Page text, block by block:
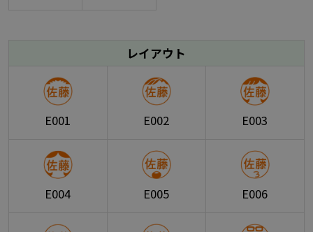
レイアウト
E001 E002 E003
E004 E005 E006